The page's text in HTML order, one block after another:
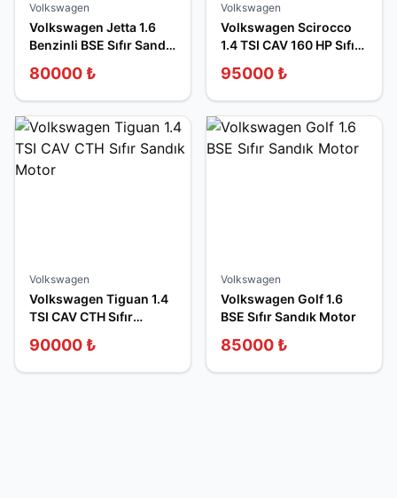
Volkswagen
Volkswagen Jetta 1.6
Benzinli BSE Sıfır Sandık
80000 ₺
Volkswagen
Volkswagen Scirocco
1.4 TSI CAV 160 HP Sıfır
95000 ₺
Volkswagen
Volkswagen Tiguan 1.4
TSI CAV CTH Sıfır
90000 ₺
Volkswagen
Volkswagen Golf 1.6
BSE Sıfır Sandık Motor
85000 ₺